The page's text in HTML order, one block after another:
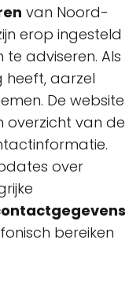
van Noord-
erop ingesteld
adviseren. Als
heeft, aarzel
De website
overzicht van de
over
bereiken